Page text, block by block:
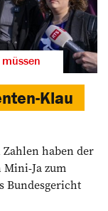
Klau
haben der
Mini-Ja zum
Bundesgericht